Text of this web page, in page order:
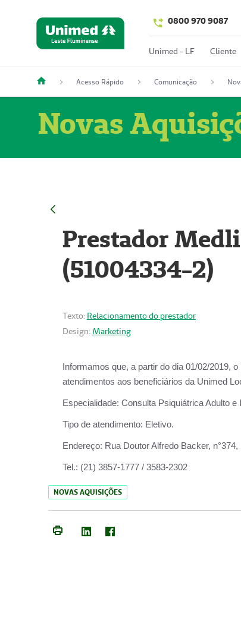
0800 970 9087
Unimed - LF Cliente
Acesso Rápido Comunicação
Novas
Prestador
(51004334-2)
Texto: Relacionamento do prestador
Design: Marketing
Informamos que, a partir do dia 01/02/2019, o
atendimentos aos beneficiários da Unimed
Especialidade: Consulta Psiquiátrica Adulto e
Tipo de atendimento: Eletivo.
Endereço: Rua Doutor Alfredo Backer,
Tel.: (21) 3857-1777 / 3583-2302
NOVAS AQUISIÇÕES